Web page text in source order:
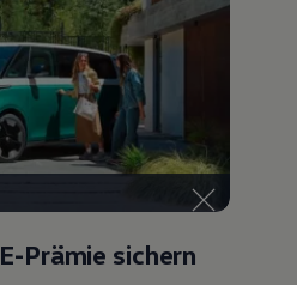
E-Prämie sichern